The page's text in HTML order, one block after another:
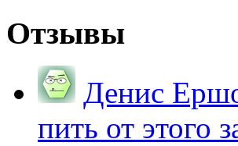
Отзывы
Денис
пить от этого